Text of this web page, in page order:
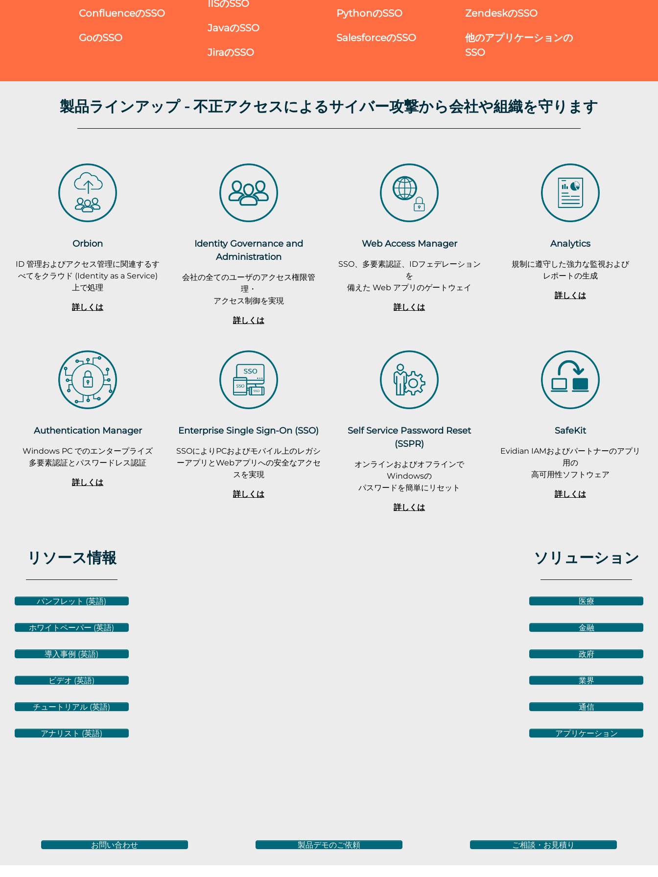
ConfluenceのSSO
GoのSSO
IISのSSO
JavaのSSO
JiraのSSO
PythonのSSO
SalesforceのSSO
ZendeskのSSO
他のアプリケーションの
SSO
製品ラインアップ - 不正アクセスによるサイバー攻撃から会社や組織を守ります
Orbion
ID 管理およびアクセス管理に関連するす
べてをクラウド (Identity as a Service)
上で処理
詳しくは
Identity Governance and
Administration
会社の全てのユーザのアクセス権限管
理・
アクセス制御を実現
詳しくは
Web Access Manager
SSO、多要素認証、IDフェデレーション
を
備えた Web アプリのゲートウェイ
詳しくは
Analytics
規制に遵守した強力な監視および
レポートの生成
詳しくは
Authentication Manager
Windows PC でのエンタープライズ
多要素認証とパスワードレス認証
詳しくは
Enterprise Single Sign-On (SSO)
SSOによりPCおよびモバイル上のレガシ
ーアプリとWebアプリへの安全なアクセ
スを実現
詳しくは
Self Service Password Reset
(SSPR)
オンラインおよびオフラインで
Windowsの
パスワードを簡単にリセット
詳しくは
SafeKit
Evidian IAMおよびパートナーのアプリ
用の
高可用性ソフトウェア
詳しくは
リソース情報
パンフレット (英語)
ホワイトペーパー (英語)
導入事例 (英語)
ビデオ (英語)
チュートリアル (英語)
アナリスト (英語)
ソリューション
医療
金融
政府
業界
通信
アプリケーション
お問い合わせ 製品デモのご依頼 ご相談・お見積り